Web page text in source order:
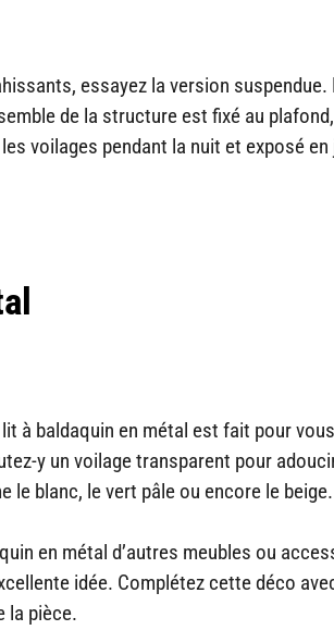
essayez la version
de la structure est fixé au
voilages pendant la nuit et exposé
à baldaquin en métal est fait pour
y un voilage transparent pour
le blanc, le vert pâle ou encore le beige.
en métal d’autres meubles ou
idée. Complétez cette déco
la pièce.